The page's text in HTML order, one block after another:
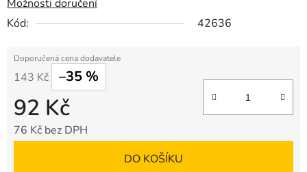
Možnosti doručení
Kód:
42636
143 Kč –35 %
92 Kč
76 Kč bez DPH
DO KOŠÍKU